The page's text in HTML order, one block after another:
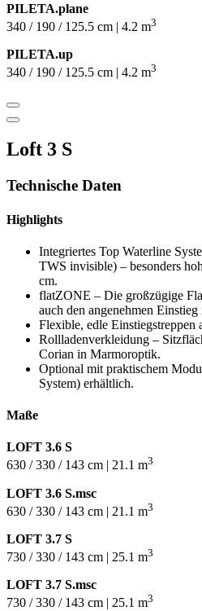
PILETA.plane
340 / 190 / 125.5 cm | 4.2 m3
PILETA.up
340 / 190 / 125.5 cm | 4.2 m3
Loft 3 S
Technische Daten
Highlights
Integriertes Top Waterline
TWS invisible) – besonders
cm.
flatZONE – Die großzügige
auch den angenehmen
Flexible, edle
Rollladenverkleidung –
Corian in Marmoroptik.
Optional mit praktischem
System) erhältlich.
Maße
LOFT 3.6 S
630 / 330 / 143 cm | 21.1 m3
LOFT 3.6 S.msc
630 / 330 / 143 cm | 21.1 m3
LOFT 3.7 S
730 / 330 / 143 cm | 25.1 m3
LOFT 3.7 S.msc
730 / 330 / 143 cm | 25.1 m3